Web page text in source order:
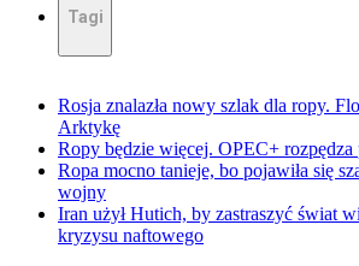
Tagi
Rosja znalazła nowy szlak dla ropy.
Arktykę
Ropy będzie więcej. OPEC+ rozpędza
Ropa mocno tanieje, bo pojawiła się
wojny
Iran użył Hutich, by zastraszyć świat
kryzysu naftowego